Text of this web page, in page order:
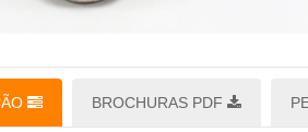
BROCHURAS PDF